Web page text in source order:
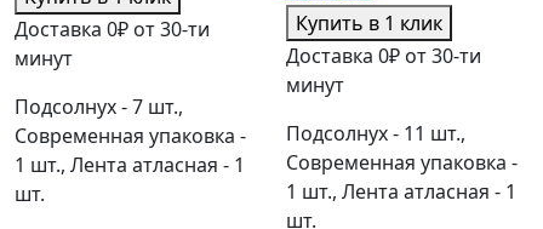
Доставка 0₽ от 30-ти
минут
Подсолнух - 7 шт.,
Современная упаковка -
1 шт., Лента атласная - 1
шт.
Купить в 1 клик
Доставка 0₽ от 30-ти
минут
Подсолнух - 11 шт.,
Современная упаковка -
1 шт., Лента атласная - 1
шт.